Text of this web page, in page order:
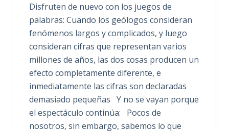
Disfruten de nuevo con los juegos de
palabras: Cuando los geólogos consideran
fenómenos largos y complicados, y luego
consideran cifras que representan varios
millones de años, las dos cosas producen un
efecto completamente diferente, e
inmediatamente las cifras son declaradas
demasiado pequeñas Y no se vayan porque
el espectáculo continúa: Pocos de
nosotros, sin embargo, sabemos lo que